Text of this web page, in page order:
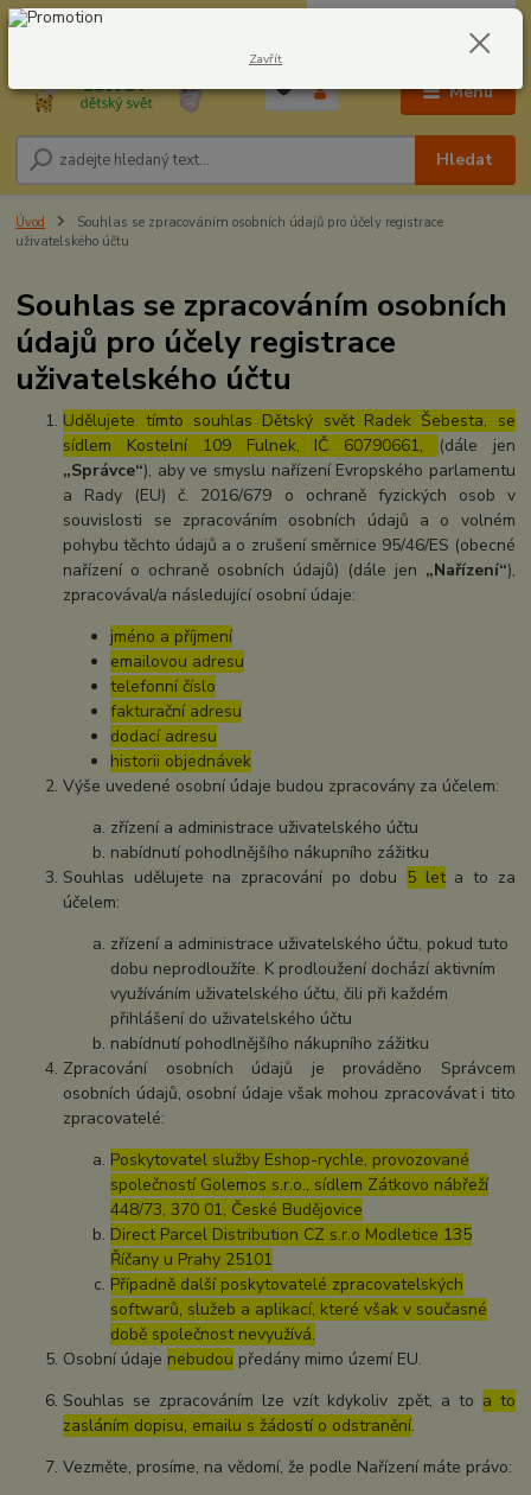
Menu
Hledat
604278943 0,00 Kč
Úvod
Souhlas se zpracováním osobních údajů pro účely registrace
uživatelského účtu
Souhlas se zpracováním osobních
údajů pro účely registrace
uživatelského účtu
Udělujete tímto souhlas Dětský svět Radek Šebesta, se
sídlem Kostelní 109 Fulnek, IČ 60790661,
(dále jen
„Správce“), aby ve smyslu nařízení Evropského parlamentu
a Rady (EU) č. 2016/679 o ochraně fyzických osob v
souvislosti se zpracováním osobních údajů a o volném
pohybu těchto údajů a o zrušení směrnice 95/46/ES (obecné
nařízení o ochraně osobních údajů) (dále jen „Nařízení“),
zpracovával/a následující osobní údaje:
jméno a příjmení
emailovou adresu
telefonní číslo
fakturační adresu
dodací adresu
historii objednávek
Výše uvedené osobní údaje budou zpracovány za účelem:
zřízení a administrace uživatelského účtu
nabídnutí pohodlnějšího nákupního zážitku
Souhlas udělujete na zpracování po dobu 5 leta to za
účelem:
zřízení a administrace uživatelského účtu, pokud tuto
dobu neprodloužíte. K prodloužení dochází aktivním
využíváním uživatelského účtu, čili při každém
přihlášení do uživatelského účtu
nabídnutí pohodlnějšího nákupního zážitku
Zpracování osobních údajů je prováděno Správcem
osobních údajů, osobní údaje však mohou zpracovávat i tito
zpracovatelé:
Poskytovatel služby Eshop-rychle, provozované
společností Golemos s.r.o., sídlem Zátkovo nábřeží
448/73, 370 01, České Budějovice
Direct Parcel Distribution CZ s.r.o Modletice 135
Říčany u Prahy 25101
Případně další poskytovatelé zpracovatelských
softwarů, služeb a aplikací, které však v současné
době společnost nevyužívá.
Osobní údaje nebudou předány mimo území EU.
Souhlas se zpracováním lze vzít kdykoliv zpět, a to a to
zasláním dopisu, emailu s žádostí o odstranění.
Vezměte, prosíme, na vědomí, že podle Nařízení máte právo:
Zavřít